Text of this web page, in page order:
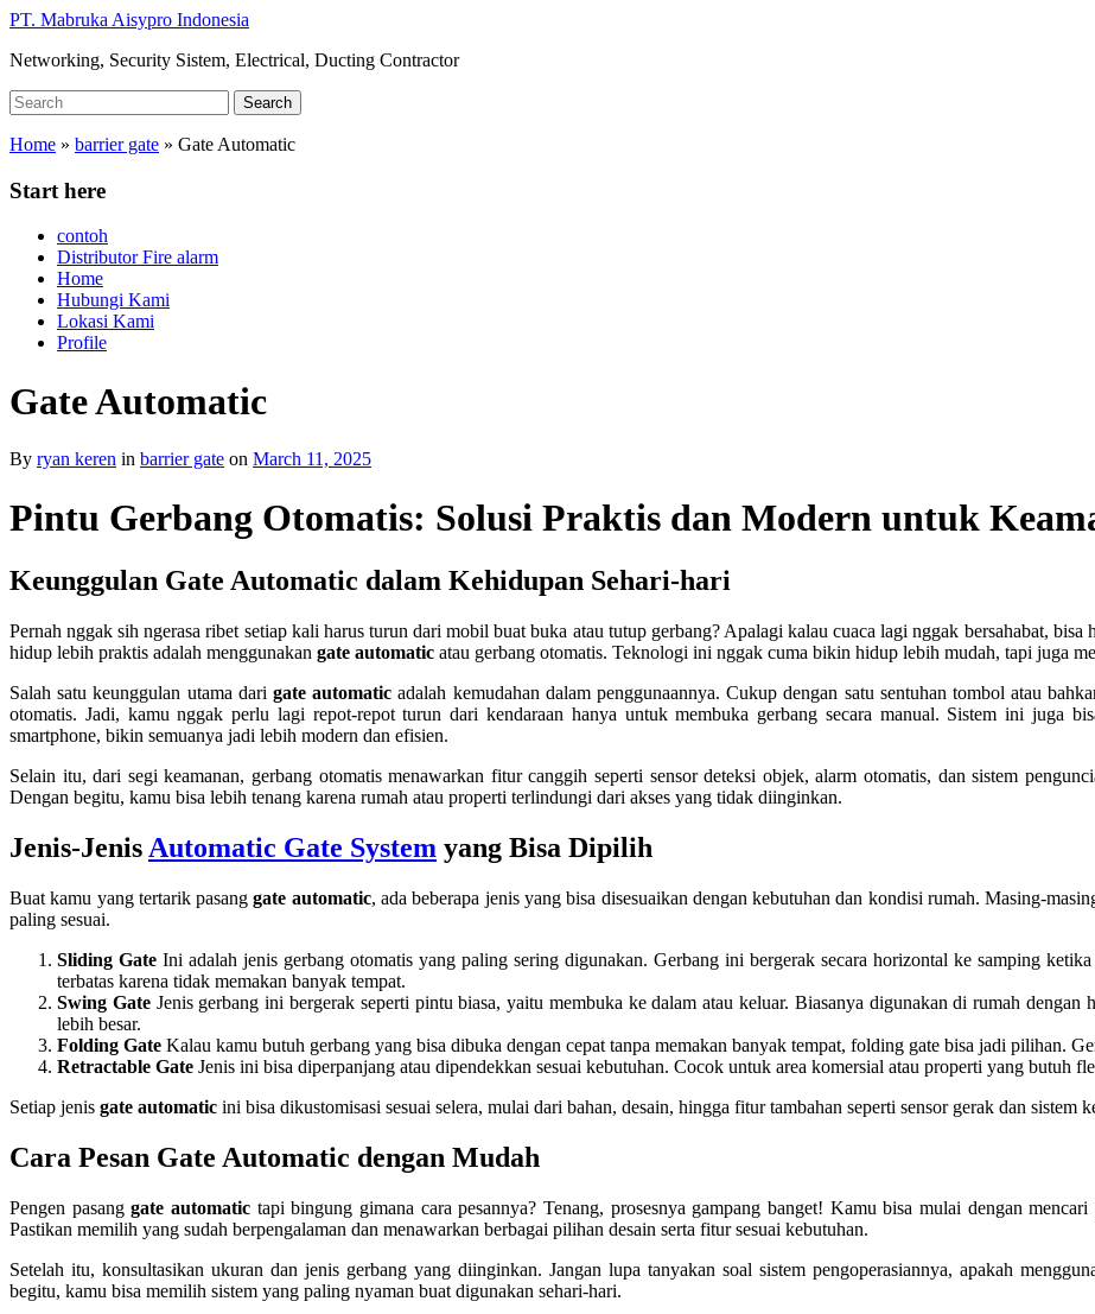
Skip
main
PT. Mabruka Aisypro Indonesia
Networking, Security Sistem, Electrical, Ducting Contractor
Search
for:
Search
Home » barrier gate » Gate Automatic
Start here
contoh
Distributor Fire alarm
Home
Hubungi Kami
Lokasi Kami
Profile
Gate Automatic
By ryan keren in barrier gate on March 11, 2025
Pintu Gerbang Otomatis: Solusi Praktis dan Modern untuk
Keunggulan Gate Automatic dalam Kehidupan Sehari-hari
Pernah nggak sih ngerasa ribet setiap kali harus turun dari mobil buat buka atau tutup gerbang? Apalagi kalau cuaca lagi nggak bersahabat,
hidup lebih praktis adalah menggunakan gate automatic atau gerbang otomatis. Teknologi ini nggak cuma bikin hidup lebih mudah, tapi juga
Salah satu keunggulan utama dari gate automatic adalah kemudahan dalam penggunaannya. Cukup dengan satu sentuhan tombol atau
otomatis. Jadi, kamu nggak perlu lagi repot-repot turun dari kendaraan hanya untuk membuka gerbang secara manual. Sistem ini juga
smartphone, bikin semuanya jadi lebih modern dan efisien.
Selain itu, dari segi keamanan, gerbang otomatis menawarkan fitur canggih seperti sensor deteksi objek, alarm otomatis, dan sistem
Dengan begitu, kamu bisa lebih tenang karena rumah atau properti terlindungi dari akses yang tidak diinginkan.
Jenis-Jenis Automatic Gate System yang Bisa Dipilih
Buat kamu yang tertarik pasanggate automatic, ada beberapa jenis yang bisa disesuaikan dengan kebutuhan dan kondisi rumah. Masing-
paling sesuai.
Sliding Gate Ini adalah jenis gerbang otomatis yang paling sering digunakan. Gerbang ini bergerak secara horizontal ke samping
terbatas karena tidak memakan banyak tempat.
Swing GateJenis gerbang ini bergerak seperti pintu biasa, yaitu membuka ke dalam atau keluar. Biasanya digunakan di rumah dengan
lebih besar.
Folding Gate Kalau kamu butuh gerbang yang bisa dibuka dengan cepat tanpa memakan banyak tempat, folding gate bisa jadi pilihan.
Retractable Gate Jenis ini bisa diperpanjang atau dipendekkan sesuai kebutuhan. Cocok untuk area komersial atau properti yang butuh
Setiap jenis gate automatic ini bisa dikustomisasi sesuai selera, mulai dari bahan, desain, hingga fitur tambahan seperti sensor gerak dan sistem
Cara Pesan Gate Automatic dengan Mudah
Pengen pasanggate automatic tapi bingung gimana cara pesannya? Tenang, prosesnya gampang banget! Kamu bisa mulai dengan
Pastikan memilih yang sudah berpengalaman dan menawarkan berbagai pilihan desain serta fitur sesuai kebutuhan.
Setelah itu, konsultasikan ukuran dan jenis gerbang yang diinginkan. Jangan lupa tanyakan soal sistem pengoperasiannya, apakah
begitu, kamu bisa memilih sistem yang paling nyaman buat digunakan sehari-hari.